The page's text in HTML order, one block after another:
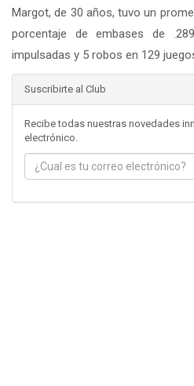
Margot, de 30 años, tuvo un
porcentaje de embases de
impulsadas y 5 robos en 129
Suscribirte al Club
Recibe todas nuestras novedades
electrónico.